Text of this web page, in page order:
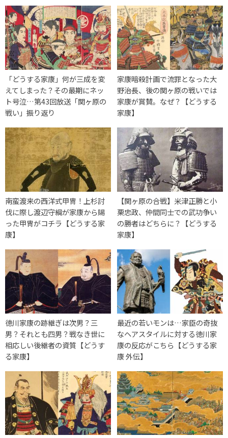
「どうする家康」何が三成を変
えてしまった？その最期にネッ
ト号泣…第43回放送「関ヶ原の
戦い」振り返り
家康暗殺計画で流罪となった大
野治長、後の関ヶ原の戦いでは
家康が賞賛。なぜ？【どうする
家康】
南蛮渡来の西洋式甲冑！上杉討
伐に際し渡辺守綱が家康から賜
った甲冑がコチラ【どうする家
康】
【関ヶ原の合戦】米津正勝と小
栗忠政、仲間同士での武功争い
の勝者はどちらに？【どうする
家康】
徳川家康の跡継ぎは次男？三
男？それとも四男？戦なき世に
相応しい後継者の資質【どうす
る家康】
最近の若いモンは…家臣の奇抜
なヘアスタイルに対する徳川家
康の反応がこちら【どうする家
康 外伝】